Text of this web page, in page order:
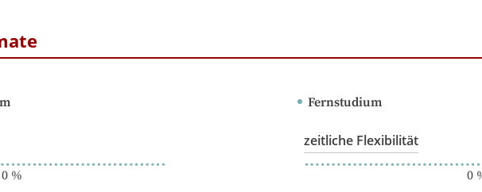
Fernstudium
0%
zeitliche Flexibilität
0